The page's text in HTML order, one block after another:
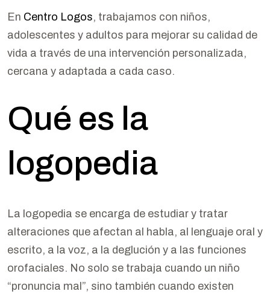
En Centro Logos, trabajamos con niños,
adolescentes y adultos para mejorar su calidad de
vida a través de una intervención personalizada,
cercana y adaptada a cada caso.
Qué es la
logopedia
La logopedia se encarga de estudiar y tratar
alteraciones que afectan al habla, al lenguaje oral y
escrito, a la voz, a la deglución y a las funciones
orofaciales. No solo se trabaja cuando un niño
“pronuncia mal”, sino también cuando existen